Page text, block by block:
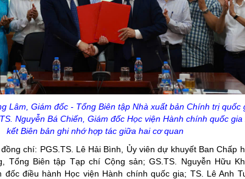
Lâm, Giám đốc - Tổng Biên tập Nhà xuất bản Chính trị quốc
Nguyễn Bá Chiến, Giám đốc Học viện Hành chính quốc gia
kết Biên bản ghi nhớ hợp tác giữa hai cơ quan
chí: PGS.TS. Lê Hải Bình, Ủy viên dự khuyết Ban Chấp
Tổng Biên tập Tạp chí Cộng sản; GS.TS. Nguyễn Hữu
đốc điều hành Học viện Hành chính quốc gia; TS. Lê Anh